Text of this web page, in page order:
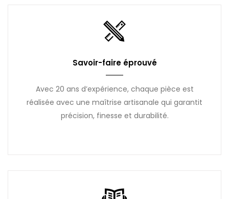
Savoir-faire éprouvé
Avec 20 ans d’expérience, chaque pièce est
réalisée avec une maîtrise artisanale qui garantit
précision, finesse et durabilité.